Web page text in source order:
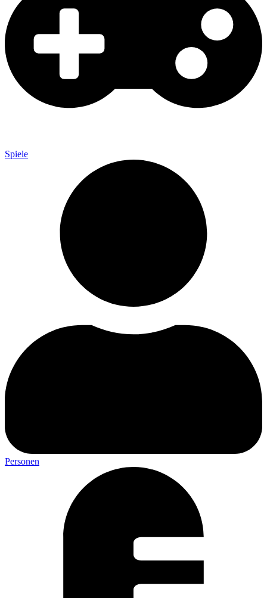
Spiele
Personen